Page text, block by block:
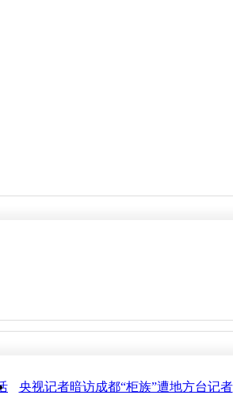
央视记者暗访成都“柜族”遭地方台记者